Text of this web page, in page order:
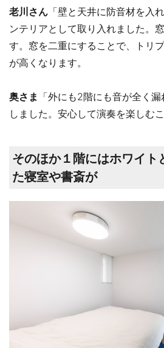
老川さん 「壁と天井に防音材を入
ンテリアとして取り入れました。
す。窓を二重にすることで、トリ
が高くなります。
奥さま 「外にも2階にも音が全く
しました。安心して演奏を楽しむ
そのほか１階にはホワイト
た寝室や書斎が